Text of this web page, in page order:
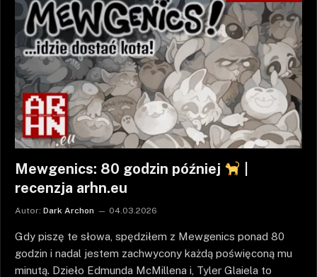
Mewgenics: 80 godzin później
recenzja arhn.eu
Autor: Dark Archon 04.03.2026
Gdy piszę te słowa, spędziłem z Mewgenics ponad 80
godzin i nadal jestem zachwycony każdą poświęconą mu
minutą. Dzieło Edmunda McMillena i, Tyler Glaiela to